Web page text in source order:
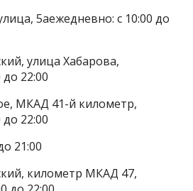
5аежедневно: с 10:00 до
улица Хабарова,
22:00
МКАД 41-й километр,
22:00
21:00
километр МКАД 47,